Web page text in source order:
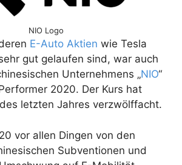
NIO Logo
E-Auto Aktien wie Tesla
gut gelaufen sind, war auch
Unternehmens „NIO“
2020. Der Kurs hat
letzten Jahres verzwölffacht.
vor allen Dingen von den
Subventionen und